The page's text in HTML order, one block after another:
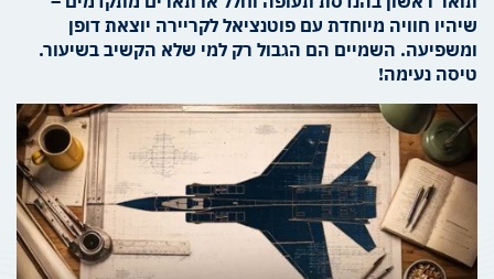
שיהיו חוויה מיוחדת עם פוטנציאל לקריירה יוצאת דופן
ומשפיעה. השמיים הם הגבול רק למי שלא הקשיב בשיעור.
טיסה נעימה!